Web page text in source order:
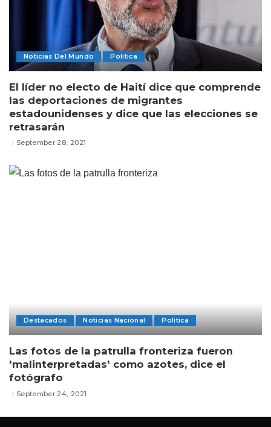
Noticias Del Mundo Politica
El líder no electo de Haití dice que comprende
las deportaciones de migrantes
estadounidenses y dice que las elecciones se
retrasarán
September 28, 2021
Destacados Noticias Nacional Politica
Las fotos de la patrulla fronteriza fueron
'malinterpretadas' como azotes, dice el
fotógrafo
September 24, 2021